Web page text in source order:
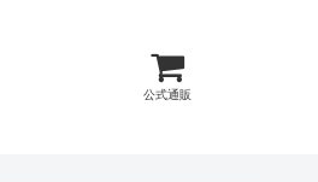
公式通販